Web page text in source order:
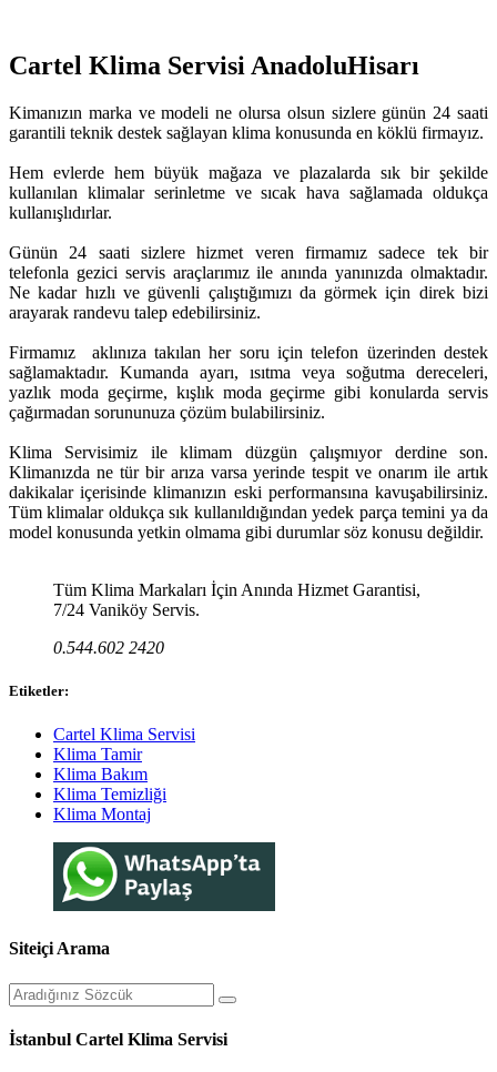
Cartel Klima Servisi AnadoluHisarı
Kimanızın marka ve modeli ne olursa olsun sizlere günün 24 saati
garantili teknik destek sağlayan klima konusunda en köklü firmayız.
Hem evlerde hem büyük mağaza ve plazalarda sık bir şekilde
kullanılan klimalar serinletme ve sıcak hava sağlamada oldukça
kullanışlıdırlar.
Günün 24 saati sizlere hizmet veren firmamız sadece tek bir
telefonla gezici servis araçlarımız ile anında yanınızda olmaktadır.
Ne kadar hızlı ve güvenli çalıştığımızı da görmek için direk bizi
arayarak randevu talep edebilirsiniz.
Firmamız aklınıza takılan her soru için telefon üzerinden destek
sağlamaktadır. Kumanda ayarı, ısıtma veya soğutma dereceleri,
yazlık moda geçirme, kışlık moda geçirme gibi konularda servis
çağırmadan sorununuza çözüm bulabilirsiniz.
Klima Servisimiz ile klimam düzgün çalışmıyor derdine son.
Klimanızda ne tür bir arıza varsa yerinde tespit ve onarım ile artık
dakikalar içerisinde klimanızın eski performansına kavuşabilirsiniz.
Tüm klimalar oldukça sık kullanıldığından yedek parça temini ya da
model konusunda yetkin olmama gibi durumlar söz konusu değildir.
Tüm Klima Markaları İçin Anında Hizmet Garantisi,
7/24 Vaniköy Servis.
0.544.602 2420
Etiketler:
Cartel Klima Servisi
Klima Tamir
Klima Bakım
Klima Temizliği
Klima Montaj
Siteiçi Arama
İstanbul Cartel Klima Servisi